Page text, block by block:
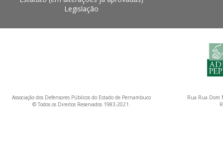
Legislação
Associação dos Defensores Públicos do Estado de Pernambuco
© Todos os Direitos Reservados 1983-2021.
Rua Rua Dom